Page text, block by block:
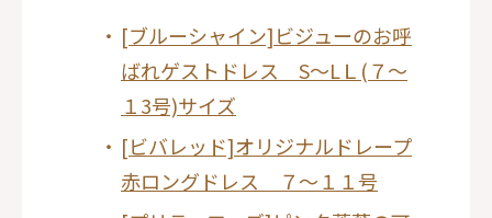
[ブルーシャイン]ビジューのお呼
ばれゲストドレス S～LＬ(７～
１3号)サイズ
[ビバレッド]オリジナルドレープ
赤ロングドレス ７～１１号